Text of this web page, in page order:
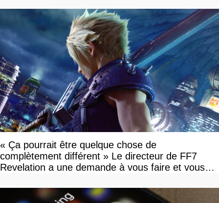
« Ça pourrait être quelque chose de
complètement différent » Le directeur de FF7
Revelation a une demande à vous faire et vous